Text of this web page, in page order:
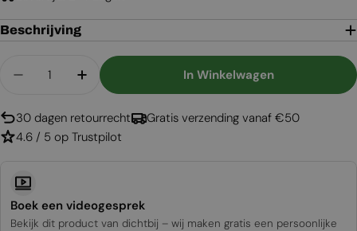
Beschrijving
Aantal Verlagen Voor Planika Senso Bio-
Aantal Verhogen Voor Planika Senso
In Winkelwagen
30 dagen retourrecht
Gratis verzending vanaf €50
4.6 / 5 op Trustpilot
Boek een videogesprek
Bekijk dit product van dichtbij – wij maken gratis een persoonlijke